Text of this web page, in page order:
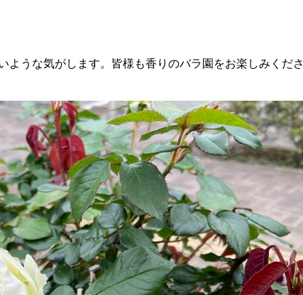
うな気がします。皆様も香りのバラ園をお楽しみくださ